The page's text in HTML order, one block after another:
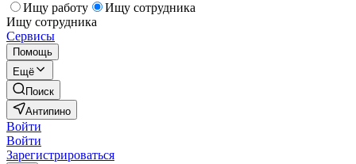
Ищу работу
Ищу сотрудника
Ищу сотрудника
Сервисы
Помощь
Ещё
Поиск
Антипино
Войти
Войти
Зарегистрироваться